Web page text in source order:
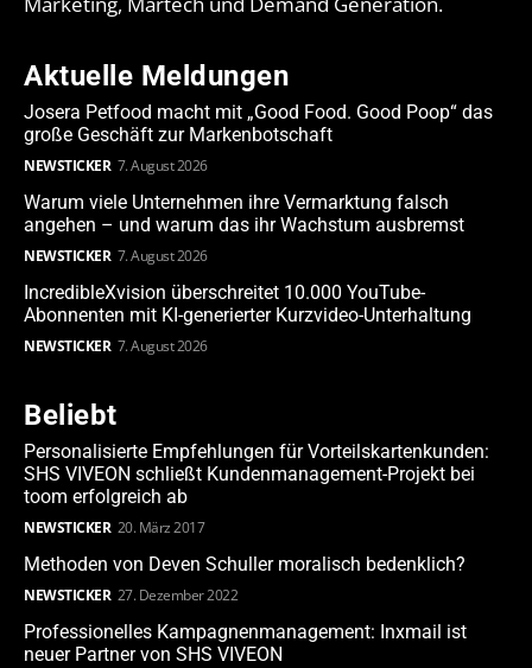
Aktuelle Meldungen
Josera Petfood macht mit „Good Food. Good Poop“ das
große Geschäft zur Markenbotschaft
NEWSTICKER 7. August 2026
Warum viele Unternehmen ihre Vermarktung falsch
angehen – und warum das ihr Wachstum ausbremst
NEWSTICKER 7. August 2026
IncredibleXvision überschreitet 10.000 YouTube-
Abonnenten mit KI-generierter Kurzvideo-Unterhaltung
NEWSTICKER 7. August 2026
Beliebt
Personalisierte Empfehlungen für Vorteilskartenkunden:
SHS VIVEON schließt Kundenmanagement-Projekt bei
toom erfolgreich ab
NEWSTICKER 20. März 2017
Methoden von Deven Schuller moralisch bedenklich?
NEWSTICKER 27. Dezember 2022
Professionelles Kampagnenmanagement: Inxmail ist
neuer Partner von SHS VIVEON